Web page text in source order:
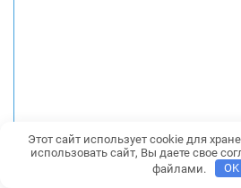
Этот сайт использует cookie для
использовать сайт, Вы даете свое
файлами.
OK